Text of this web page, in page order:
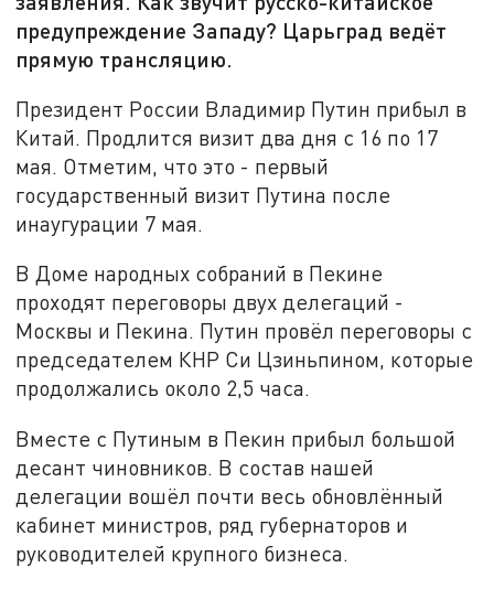
предупреждение Западу? Царьград ведёт
прямую трансляцию.
Президент России Владимир Путин прибыл в
Китай. Продлится визит два дня с 16 по 17
мая. Отметим, что это - первый
государственный визит Путина после
инаугурации 7 мая.
В Доме народных собраний в Пекине
проходят переговоры двух делегаций -
Москвы и Пекина. Путин провёл переговоры с
председателем КНР Си Цзиньпином, которые
продолжались около 2,5 часа.
Вместе с Путиным в Пекин прибыл большой
десант чиновников. В состав нашей
делегации вошёл почти весь обновлённый
кабинет министров, ряд губернаторов и
руководителей крупного бизнеса.